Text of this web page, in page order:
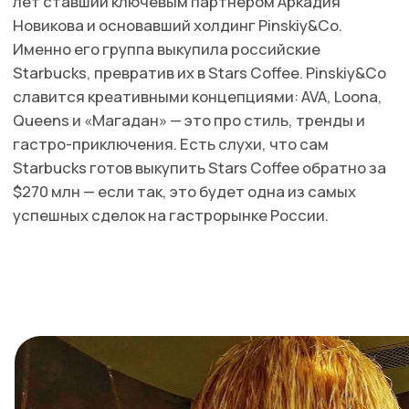
без СМС и регистраций
Петербург
Москва